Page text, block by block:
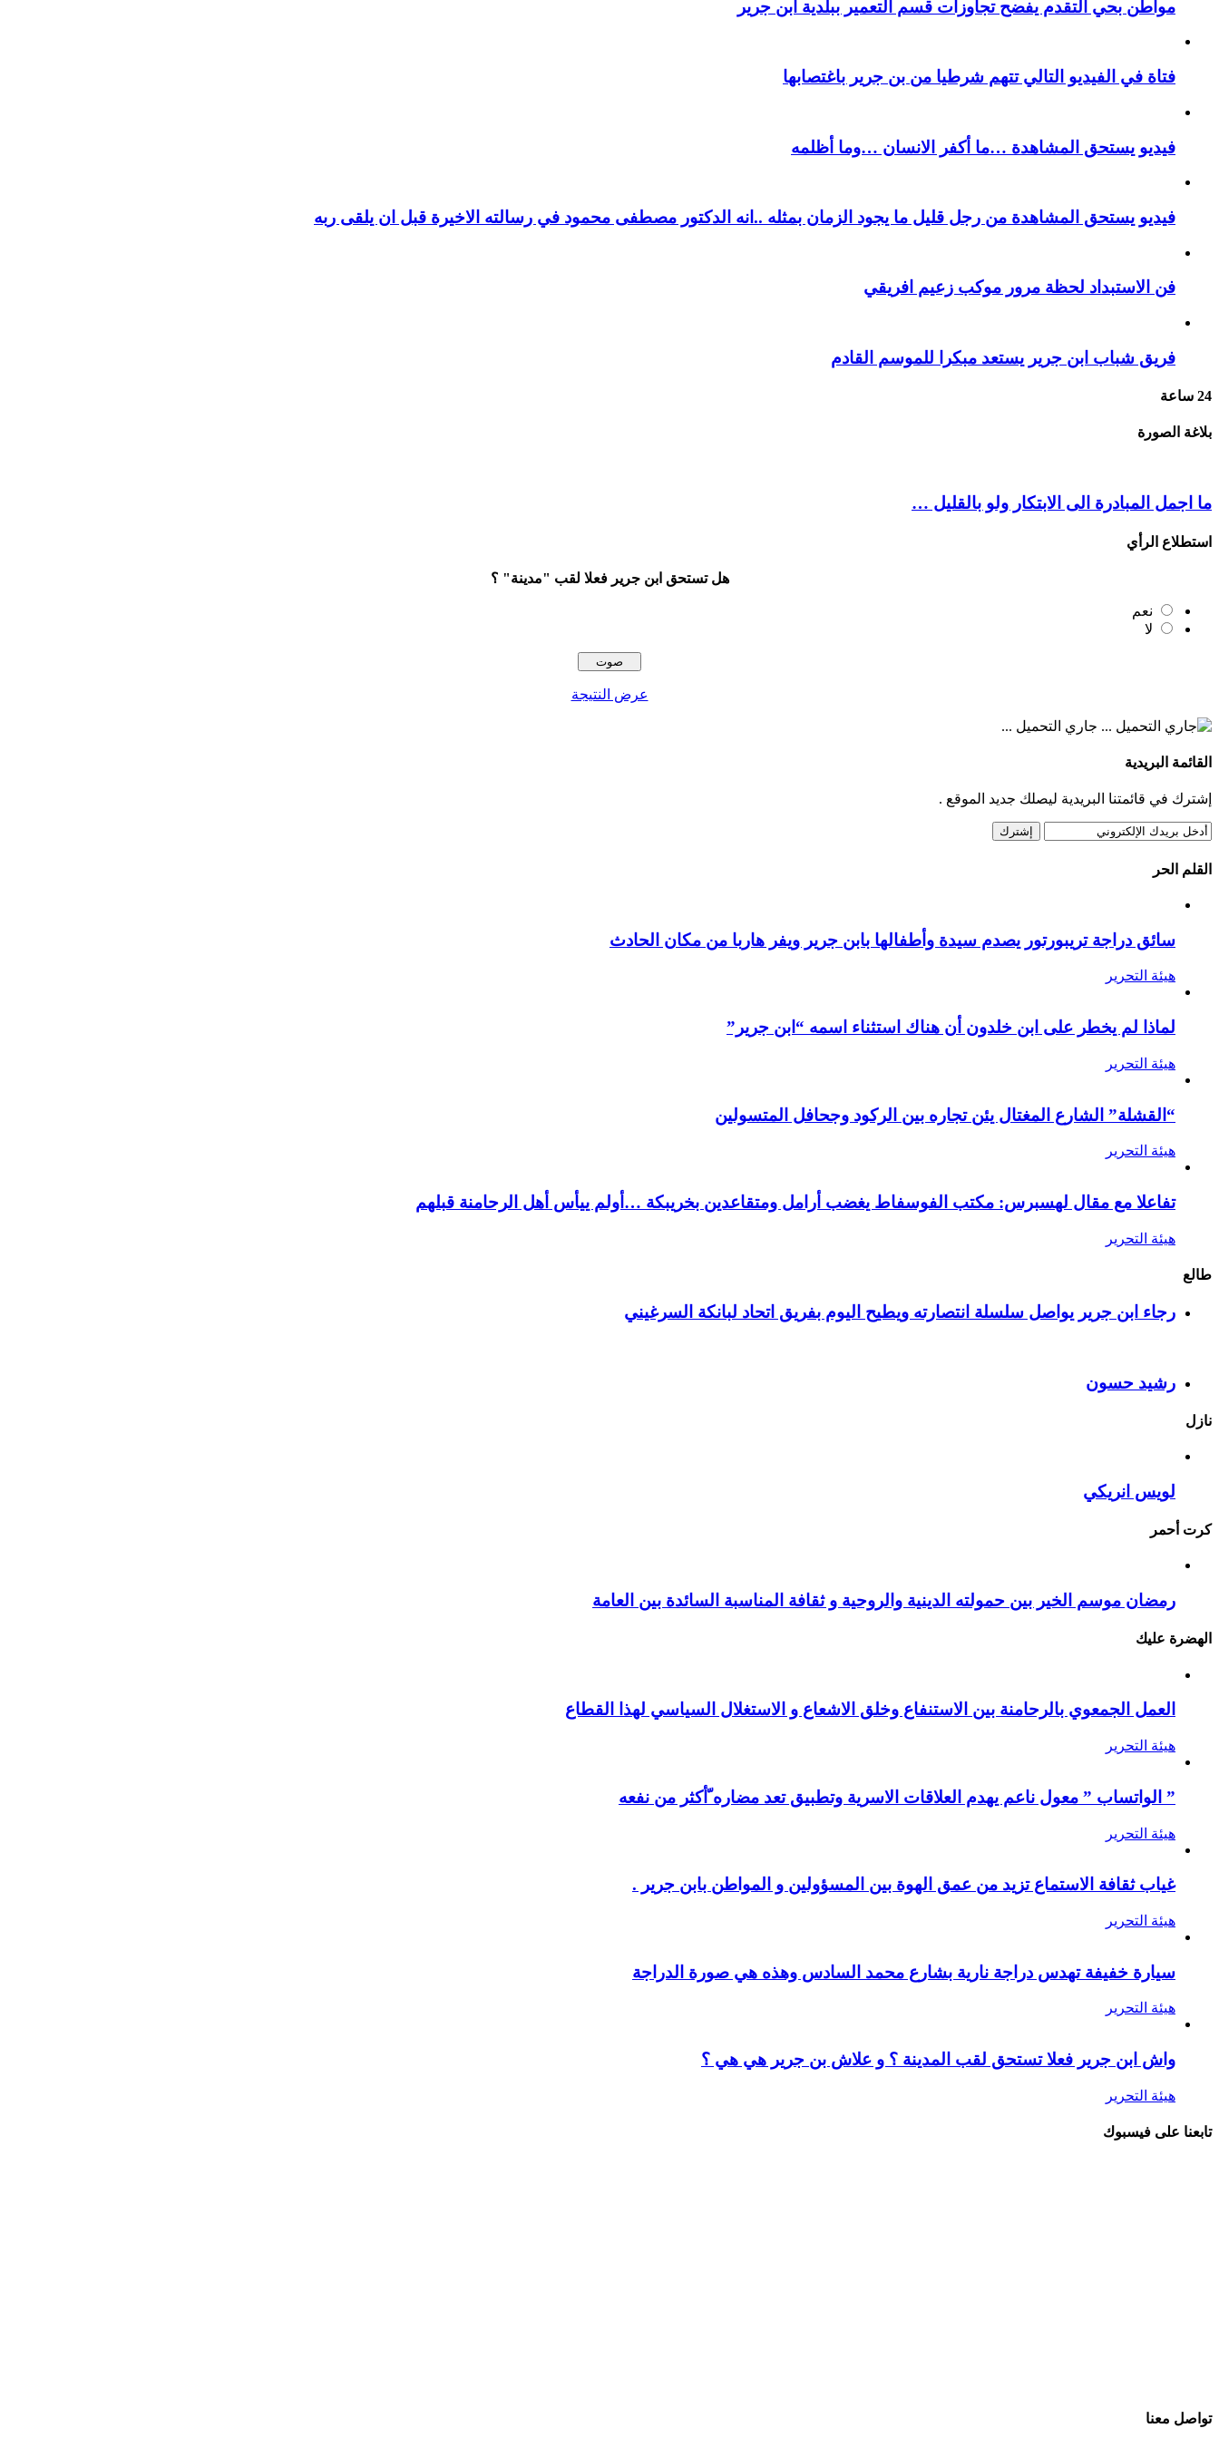
مواطن بحي التقدم يفضح تجاوزات قسم التعمير ببلدية ابن جرير
فتاة في الفيديو التالي تتهم شرطيا من بن جرير باغتصابها
فيديو يستحق المشاهدة …ما أكفر الانسان …وما أظلمه
فيديو يستحق المشاهدة من رجل قليل ما يجود الزمان بمثله ..انه الدكتور مصطفى محمود في رسالته الاخيرة قبل ان يلقى ربه
فن الاستبداد لحظة مرور موكب زعيم افريقي
فريق شباب ابن جرير يستعد مبكرا للموسم القادم
24 ساعة
بلاغة الصورة
ما اجمل المبادرة الى الابتكار ولو بالقليل …
استطلاع الرأي
هل تستحق ابن جرير فعلا لقب "مدينة" ؟
نعم
لا
عرض النتيجة
جاري التحميل ...
القائمة البريدية
إشترك في قائمتنا البريدية ليصلك جديد الموقع .
القلم الحر
سائق دراجة تريبورتور يصدم سيدة وأطفالها بابن جرير ويفر هاربا من مكان الحادث
هيئة التحرير
لماذا لم يخطر على ابن خلدون أن هناك استثناء اسمه “ابن جرير”
هيئة التحرير
“القشلة” الشارع المغتال يئن تجاره بين الركود وجحافل المتسولين
هيئة التحرير
تفاعلا مع مقال لهسبرس: مكتب الفوسفاط يغضب أرامل ومتقاعدين بخريبكة …أولم ييأس أهل الرحامنة قبلهم
هيئة التحرير
طالع
رجاء ابن جرير يواصل سلسلة انتصارته ويطيح اليوم بفريق اتحاد لبانكة السرغيني
رشيد حسون
نازل
لويس انريكي
كرت أحمر
رمضان موسم الخير بين حمولته الدينية والروحية و ثقافة المناسبة السائدة بين العامة
الهضرة عليك
العمل الجمعوي بالرحامنة بين الاستنفاع وخلق الاشعاع و الاستغلال السياسي لهذا القطاع
هيئة التحرير
” الواتساب ” معول ناعم يهدم العلاقات الاسرية وتطبيق تعد مضاره ّأكثر من نفعه
هيئة التحرير
غياب ثقافة الاستماع تزيد من عمق الهوة بين المسؤولين و المواطن بابن جرير .
هيئة التحرير
سيارة خفيفة تهدس دراجة نارية بشارع محمد السادس وهذه هي صورة الدراجة
هيئة التحرير
واش ابن جرير فعلا تستحق لقب المدينة ؟ و علاش بن جرير هي هي ؟
هيئة التحرير
تابعنا على فيسبوك
تواصل معنا